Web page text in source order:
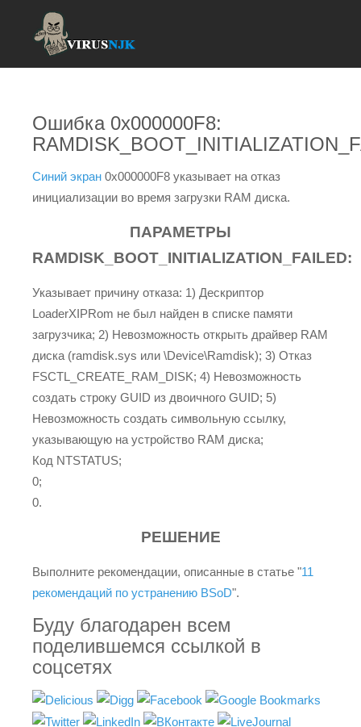
Ошибка 0x000000F8:
Синий экран 0x000000F8 указывает на отказ
инициализации во время загрузки RAM диска.
ПАРАМЕТРЫ
RAMDISK_BOOT_INITIALIZATION_FAILED:
Указывает причину отказа: 1) Дескриптор
LoaderXIPRom не был найден в списке памяти
загрузчика; 2) Невозможность открыть драйвер RAM
диска (ramdisk.sys или \Device\Ramdisk); 3) Отказ
FSCTL_CREATE_RAM_DISK; 4) Невозможность
создать строку GUID из двоичного GUID; 5)
Невозможность создать символьную ссылку,
указывающую на устройство RAM диска;
Код NTSTATUS;
0;
0.
РЕШЕНИЕ
Выполните рекомендации, описанные в статье "11
рекомендаций по устранению BSoD".
Буду благодарен всем
поделившемся ссылкой в
соцсетях